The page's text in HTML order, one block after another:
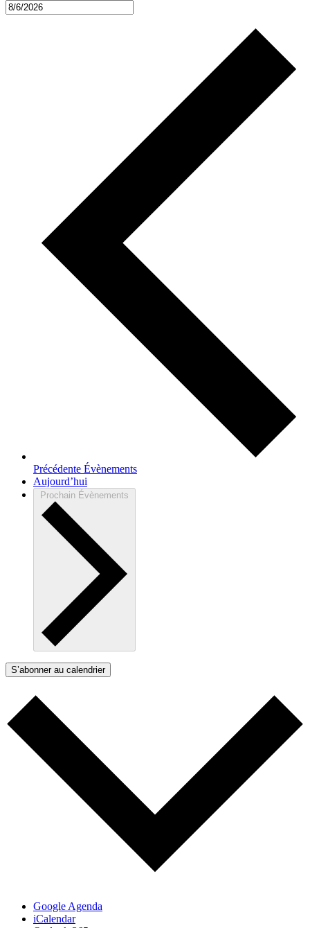
Précédente Évènements
Aujourd’hui
Prochain Évènements
S’abonner au calendrier
Google Agenda
iCalendar